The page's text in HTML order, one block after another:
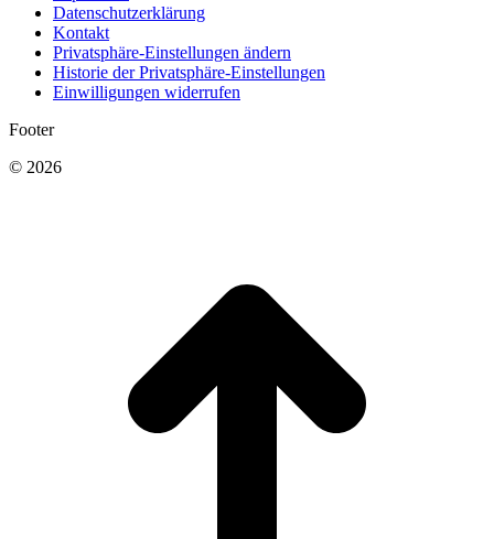
Datenschutzerklärung
Kontakt
Privatsphäre-Einstellungen ändern
Historie der Privatsphäre-Einstellungen
Einwilligungen widerrufen
Footer
© 2026